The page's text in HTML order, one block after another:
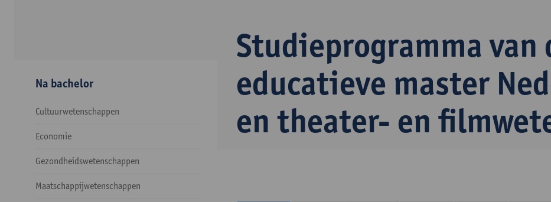
Studieprogramma van
educatieve master
en theater- en
Na bachelor
Cultuurwetenschappen
Economie
Gezondheidswetenschappen
Maatschappijwetenschappen